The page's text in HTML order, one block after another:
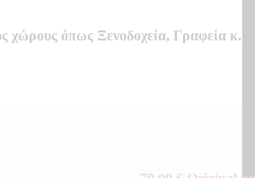
χώρους όπως Ξενοδοχεία, Γραφεία κ.α.